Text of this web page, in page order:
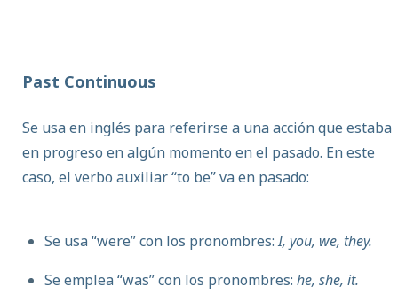
Past Continuous
Se usa en inglés para referirse a una acción que estaba
en progreso en algún momento en el pasado. En este
caso, el verbo auxiliar “to be” va en pasado:
Se usa “were” con los pronombres:I, you, we, they.
Se emplea “was” con los pronombres: he, she, it.